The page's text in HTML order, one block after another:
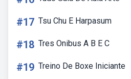
#17 Tsu Chu E Harpasum
#18 Tres Onibus A B E C
#19 Treino De Boxe Iniciante